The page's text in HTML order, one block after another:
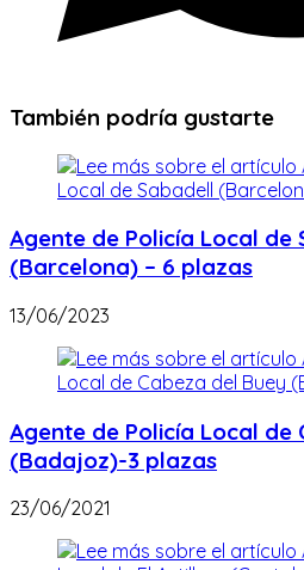
También podría gustarte
Agente de Policía Local de
(Barcelona) – 6 plazas
13/06/2023
Agente de Policía Local de
(Badajoz)-3 plazas
23/06/2021